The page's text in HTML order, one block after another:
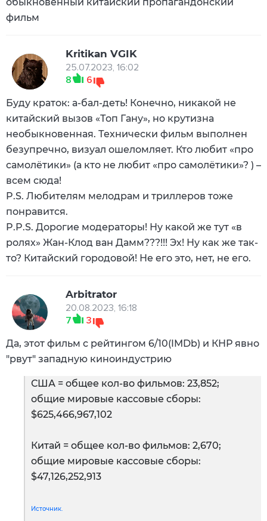
фильм
Kritikan VGIK
25.07.2023, 16:02
8
6
Буду краток: а-бал-деть! Конечно, никакой не
китайский вызов «Топ Гану», но крутизна
необыкновенная. Технически фильм выполнен
безупречно, визуал ошеломляет. Кто любит «про
самолётики» (а кто не любит «про самолётики»? ) –
всем сюда!
P.S. Любителям мелодрам и триллеров тоже
понравится.
P.P.S. Дорогие модераторы! Ну какой же тут «в
ролях» Жан-Клод ван Дамм???!!! Эх! Ну как же так-
то? Китайский городовой! Не его это, нет, не его.
Arbitrator
20.08.2023, 16:18
7
3
Да, этот фильм с рейтингом 6/10(IMDb) и КНР явно
"рвут" западную киноиндустрию
США = общее кол-во фильмов: 23,852;
общие мировые кассовые сборы:
$625,466,967,102
Китай = общее кол-во фильмов: 2,670;
общие мировые кассовые сборы:
$47,126,252,913
Источник.